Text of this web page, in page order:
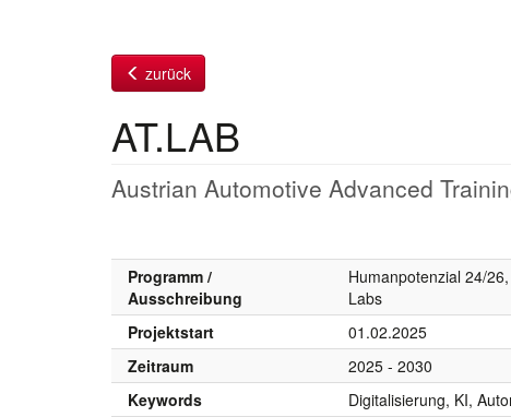
zurück
AT.LAB
Austrian Automotive Advanced
Programm /
Ausschreibung
Humanpotenzial 24/
Labs
Projektstart 01.02.2025
Zeitraum
2025 - 2030
Keywords
Digitalisierung, KI,